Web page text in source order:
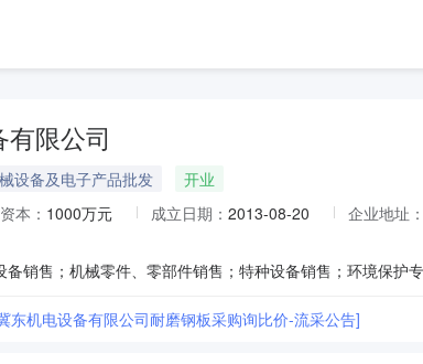
有限公司
设备及电子产品批发
开业
本： 1000万元 成立日期： 2013-08-20 企业地址：
东机电设备有限公司耐磨钢板采购询比价-流采公告]